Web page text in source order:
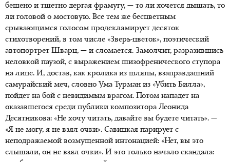
бешено и тщетно дергая фрамугу, — то ли хочется дышать, то
ли головой о мостовую. Все тем же бесцветным
срывающимся голосом продекламирует десяток
стихотворений, в том числе «Зверь-цветок», поэтический
автопортрет Шварц, — и сломается. Замолчит, разразившись
неловкой паузой, с выражением шизофренического ступора
на лице. И, достав, как кролика из шляпы, взаправдашний
самурайский меч, словно Ума Турман из «Убить Билла»,
пойдет на бой с невидимым врагом. Потом нападет на
оказавшегося среди публики композитора Леонида
Десятникова: «Не хочу читать, давайте вы будете читать». —
«Я не могу, я не взял очки». Савицкая парирует с
неподражаемой возмущенной интонацией: «Нет, вы это
слышали, он не взял очки». И это только начало скандала: